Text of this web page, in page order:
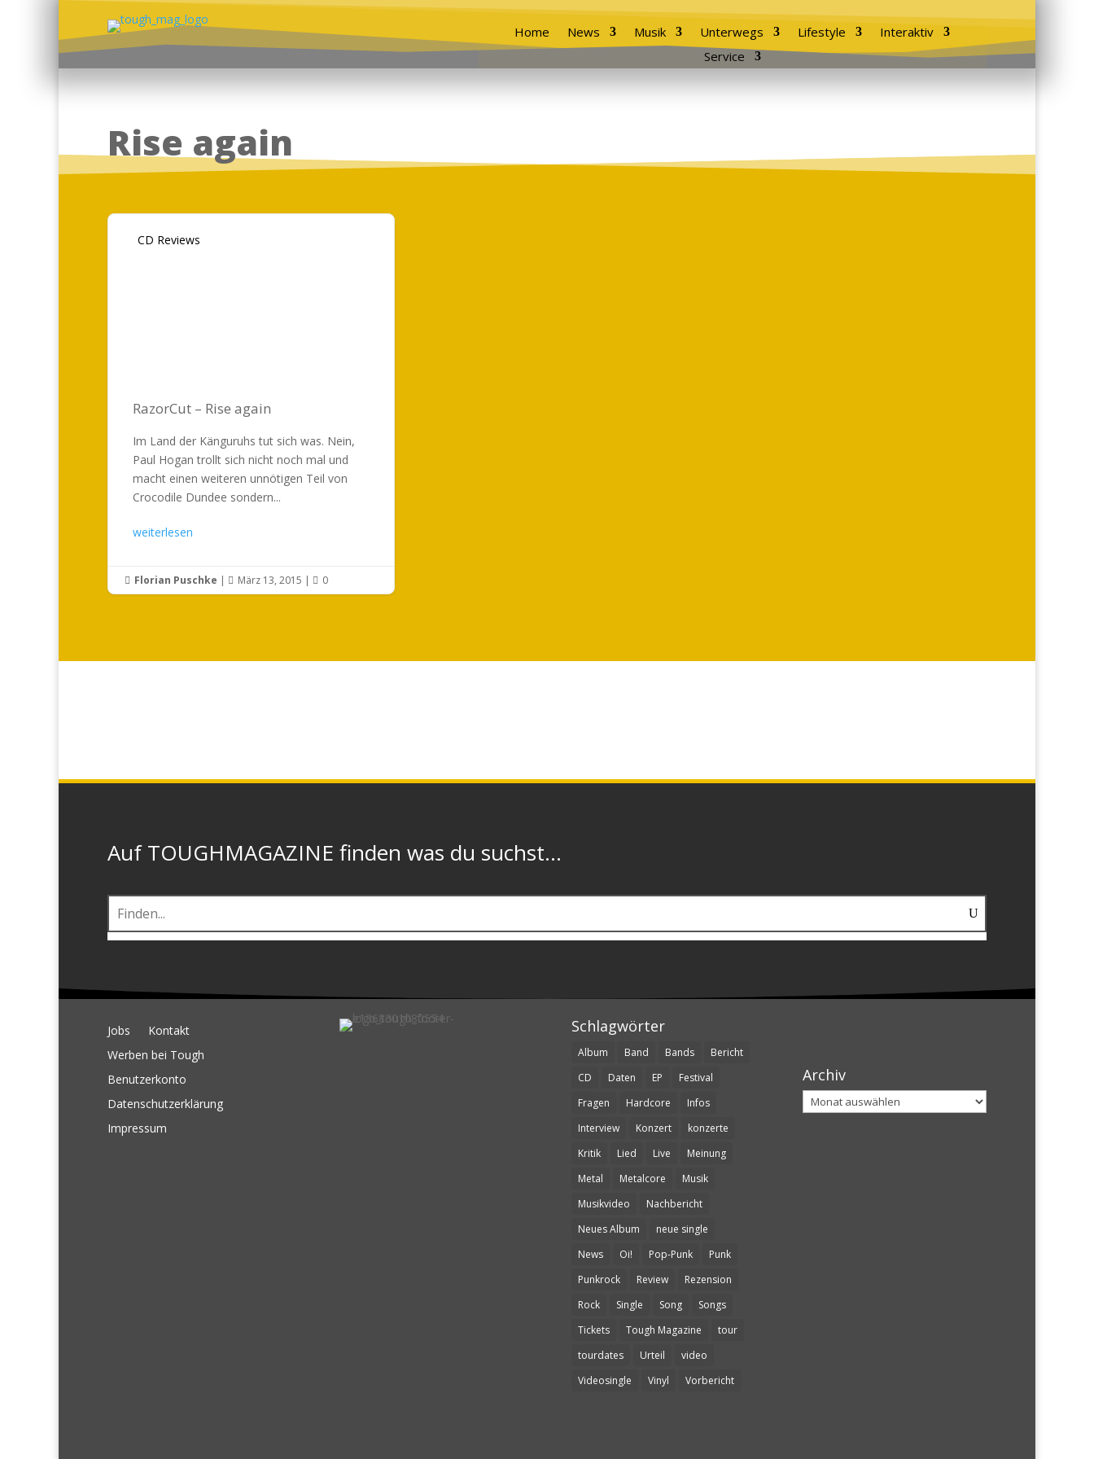
Home News Musik Unterwegs Lifestyle
Interaktiv
Service
Rise again
CD Reviews
RazorCut – Rise again
Im Land der Känguruhs tut sich was. Nein,
Paul Hogan trollt sich nicht noch mal und
macht einen weiteren unnötigen Teil von
Crocodile Dundee sondern...
weiterlesen
 Florian Puschke |  März 13, 2015 |  0
Auf TOUGHMAGAZINE finden was du suchst...
Jobs
Kontakt
Werben bei Tough
Benutzerkonto
Datenschutzerklärung
Impressum
Schlagwörter
Album Band Bands
Bericht
CD
Daten EP
Festival
Fragen
Hardcore
Infos
Interview
Konzert
konzerte
Kritik
Lied Live
Meinung
Metal
Metalcore
Musik
Musikvideo
Nachbericht
Neues Album
neue single
News
Oi! Pop-Punk
Punk
Punkrock
Review
Rezension
Rock
Single Song
Songs
Tickets
Tough Magazine
tour
tourdates
Urteil
video
Videosingle
Vinyl Vorbericht
Archiv
Archiv